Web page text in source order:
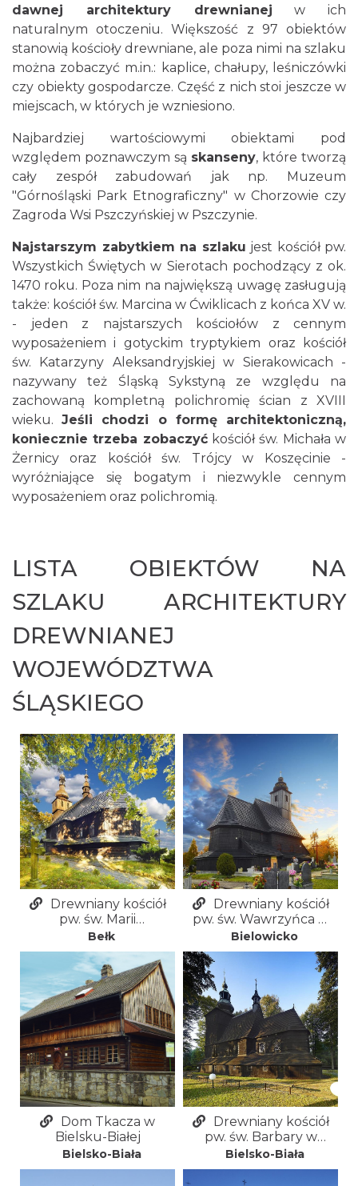
dawnej architektury drewnianej w ich
naturalnym otoczeniu. Większość z 97 obiektów
stanowią kościoły drewniane, ale poza nimi na szlaku
można zobaczyć m.in.: kaplice, chałupy, leśniczówki
czy obiekty gospodarcze. Część z nich stoi jeszcze w
miejscach, w których je wzniesiono.
Najbardziej wartościowymi obiektami pod
względem poznawczym są skanseny, które tworzą
cały zespół zabudowań jak np. Muzeum
"Górnośląski Park Etnograficzny" w Chorzowie czy
Zagroda Wsi Pszczyńskiej w Pszczynie.
Najstarszym zabytkiem na szlaku jest kościół pw.
Wszystkich Świętych w Sierotach pochodzący z ok.
1470 roku. Poza nim na największą uwagę zasługują
także: kościół św. Marcina w Ćwiklicach z końca XV w.
- jeden z najstarszych kościołów z cennym
wyposażeniem i gotyckim tryptykiem oraz kościół
św. Katarzyny Aleksandryjskiej w Sierakowicach -
nazywany też Śląską Sykstyną ze względu na
zachowaną kompletną polichromię ścian z XVIII
wieku.Jeśli chodzi o formę architektoniczną,
koniecznie trzeba zobaczyćkościół św. Michała w
Żernicy oraz kościół św. Trójcy w Koszęcinie -
wyróżniające się bogatym i niezwykle cennym
wyposażeniem oraz polichromią.
LISTA OBIEKTÓW NA
SZLAKU ARCHITEKTURY
DREWNIANEJ
WOJEWÓDZTWA
ŚLĄSKIEGO
Drewniany kościół
pw. św. Marii
Magdaleny w Bełku
Bełk
Drewniany kościół
pw. św. Wawrzyńca w
Bielowicku
Bielowicko
Dom Tkacza w
Bielsku-Białej
Bielsko-Biała
Drewniany kościół
pw. św. Barbary w
Bielsku-Białej -
Mikuszowicach
Krakowskich
Bielsko-Biała